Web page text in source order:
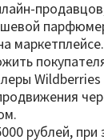
маркетплейсе.
Wildberries
рублей,